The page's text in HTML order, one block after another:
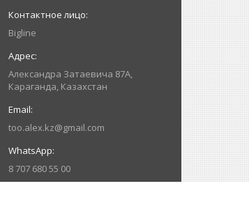
Bigline
Александра Затаевича 87А,
Караганда, Казахстан
too.alex.kz@gmail.com
8 707 680 55 00